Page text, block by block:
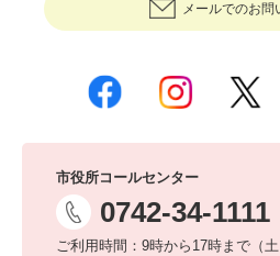
メールでのお問
市役所コールセンター
0742-34-1111
ご利用時間：9時から17時まで（